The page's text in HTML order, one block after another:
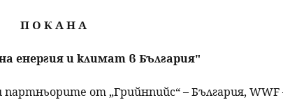
П О К А Н А
енергия и климат в България"
от „Грийнпийс“ – България, WWF